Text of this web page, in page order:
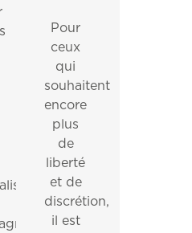
Pour
ceux
qui
souhaitent
encore
plus
de
liberté
et de
discrétion,
il est